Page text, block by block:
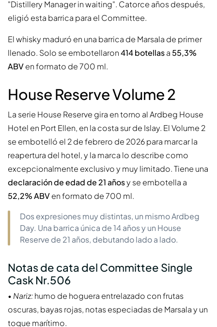
"Distillery Manager in waiting". Catorce años después,
eligió esta barrica para el Committee.
El whisky maduró en una barrica de Marsala de primer
llenado. Solo se embotellaron414 botellasa 55,3%
ABVen formato de 700 ml.
House Reserve Volume 2
La serie House Reserve gira en torno al Ardbeg House
Hotel en Port Ellen, en la costa sur de Islay. El Volume 2
se embotelló el 2 de febrero de 2026 para marcar la
reapertura del hotel, y la marca lo describe como
excepcionalmente exclusivo y muy limitado. Tiene una
declaración de edad de 21 añosy se embotella a
52,2% ABVen formato de 700 ml.
Dos expresiones muy distintas, un mismo Ardbeg
Day. Una barrica única de 14 años y un House
Reserve de 21 años, debutando lado a lado.
Notas de cata del Committee Single
Cask Nr.506
• Nariz:humo de hoguera entrelazado con frutas
oscuras, bayas rojas, notas especiadas de Marsala y un
toque marítimo.